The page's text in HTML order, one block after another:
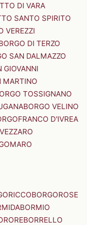
DI VARA
SANTO SPIRITO
VEREZZI
DI TERZO
SAN DALMAZZO
GIOVANNI
MARTINO
TOSSIGNANO
BORGO VELINO
D'IVREA
BORGOROSE
BORMIO
BORRELLO